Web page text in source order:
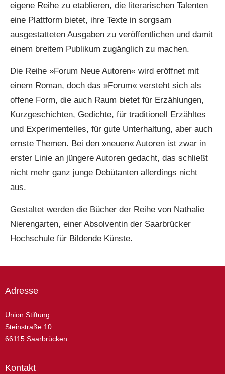
eigene Reihe zu etablieren, die literarischen Talenten
eine Plattform bietet, ihre Texte in sorgsam
ausgestatteten Ausgaben zu veröffentlichen und damit
einem breitem Publikum zugänglich zu machen.
Die Reihe »Forum Neue Autoren« wird eröffnet mit
einem Roman, doch das »Forum« versteht sich als
offene Form, die auch Raum bietet für Erzählungen,
Kurzgeschichten, Gedichte, für traditionell Erzähltes
und Experimentelles, für gute Unterhaltung, aber auch
ernste Themen. Bei den »neuen« Autoren ist zwar in
erster Linie an jüngere Autoren gedacht, das schließt
nicht mehr ganz junge Debütanten allerdings nicht
aus.
Gestaltet werden die Bücher der Reihe von Nathalie
Nierengarten, einer Absolventin der Saarbrücker
Hochschule für Bildende Künste.
Adresse
Union Stiftung
Steinstraße 10
66115 Saarbrücken
Kontakt